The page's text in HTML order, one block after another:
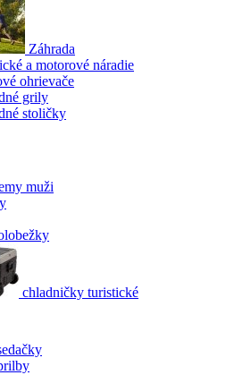
Záhrada
a motorové náradie
ohrievače
grily
stoličky
muži
chladničky turistické